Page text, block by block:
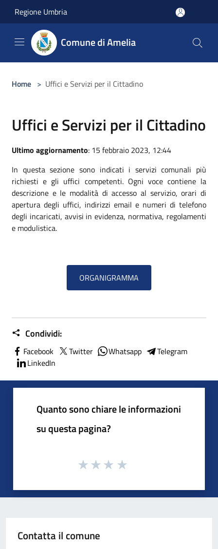
Regione Umbria
Comune di Amelia
Home > Uffici e Servizi per il Cittadino
Uffici e Servizi per il Cittadino
Ultimo aggiornamento: 15 febbraio 2023, 12:44
In questa sezione sono indicati i servizi comunali più
richiesti e gli uffici competenti. Ogni voce contiene la
descrizione e le modalità di accesso al servizio, orari di
apertura degli uffici, indirizzi email e numeri di telefono
degli incaricati, avvisi in evidenza, normativa, regolamenti
e modulistica.
ORGANIGRAMMA
Condividi:
Facebook Twitter Whatsapp
Telegram
LinkedIn
Quanto sono chiare le informazioni
su questa pagina?
Contatta il comune